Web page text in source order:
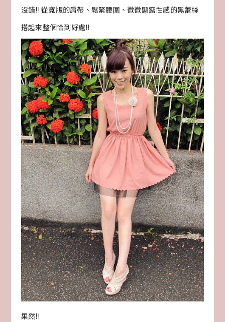
沒錯!! 從寬版的肩帶、鬆緊腰圍、微微顯露性感的黑蕾絲
搭起來整個恰到好處!!
果然!!